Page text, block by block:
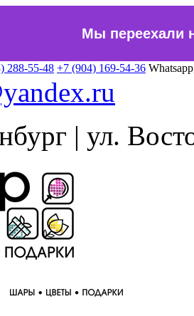
Мы переехали
288-55-48 +7 (904) 169-54-36
| ул.